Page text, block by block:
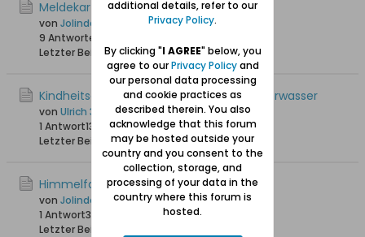
Meldekarteien
von Jolinde
9 Antworten
Letzter Beitrag 26.10.2020, 14:08
Kindheitserinnerungen an Danzig-Neufahrwasser
von Ulrich 31
1 Antwort13.024 Hits0 Likes
Letzter Beitrag21.10.2020, 19:57
Himmelfahrtskirche
von Jolinde
1 Antwort3.775 Hits
0 Likes
Letzter Beitrag
additional details, refer to our
Privacy Policy.
By clicking "I AGREE" below, you
agree to ourPrivacy Policyand
our personal data processing
and cookie practices as
described therein. You also
acknowledge that this forum
may be hosted outside your
country and you consent to the
collection, storage, and
processing of your data in the
country where this forum is
hosted.